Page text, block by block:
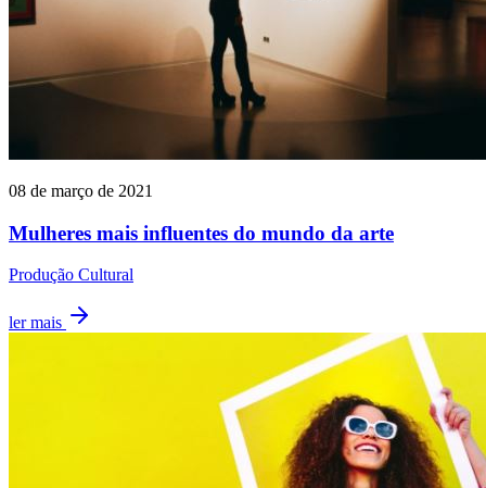
08 de março de 2021
Mulheres mais influentes do mundo da arte
Produção Cultural
ler mais